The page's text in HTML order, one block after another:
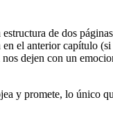
de dos
el anterior capítulo
dejen con un
y promete, lo único